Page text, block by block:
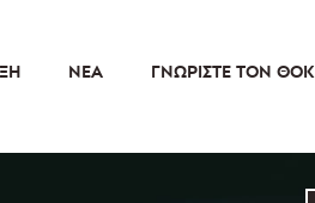
ΝΈΑ ΓΝΩΡΊΣΤΕ ΤΟΝ ΘΟΚ